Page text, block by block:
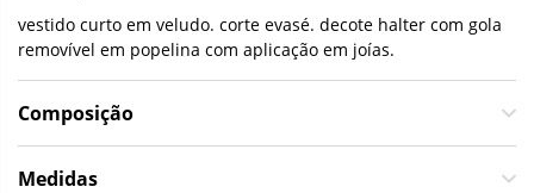
vestido curto em veludo. corte evasé. decote halter com gola
removível em popelina com aplicação em joías.
Composição
Medidas